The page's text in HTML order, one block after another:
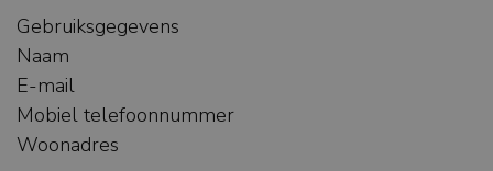
Gebruiksgegevens
Naam
E-mail
Mobiel telefoonnummer
Woonadres